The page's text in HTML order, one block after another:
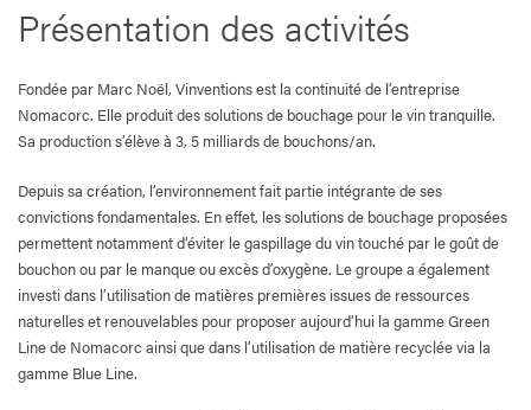
Présentation des activités
Fondée par Marc Noël, Vinventions est la continuité de l’entreprise
Nomacorc. Elle produit des solutions de bouchage pour le vin tranquille.
Sa production s’élève à 3, 5 milliards de bouchons/an.
Depuis sa création, l’environnement fait partie intégrante de ses
convictions fondamentales. En effet, les solutions de bouchage proposées
permettent notamment d’éviter le gaspillage du vin touché par le goût de
bouchon ou par le manque ou excès d’oxygène. Le groupe a également
investi dans l’utilisation de matières premières issues de ressources
naturelles et renouvelables pour proposer aujourd’hui la gamme Green
Line de Nomacorc ainsi que dans l’utilisation de matière recyclée via la
gamme Blue Line.